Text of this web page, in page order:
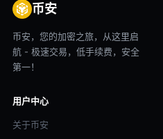
币安
币安，您的加密之旅，从这里启
航 - 极速交易，低手续费，安全
第一！
用户中心
关于币安